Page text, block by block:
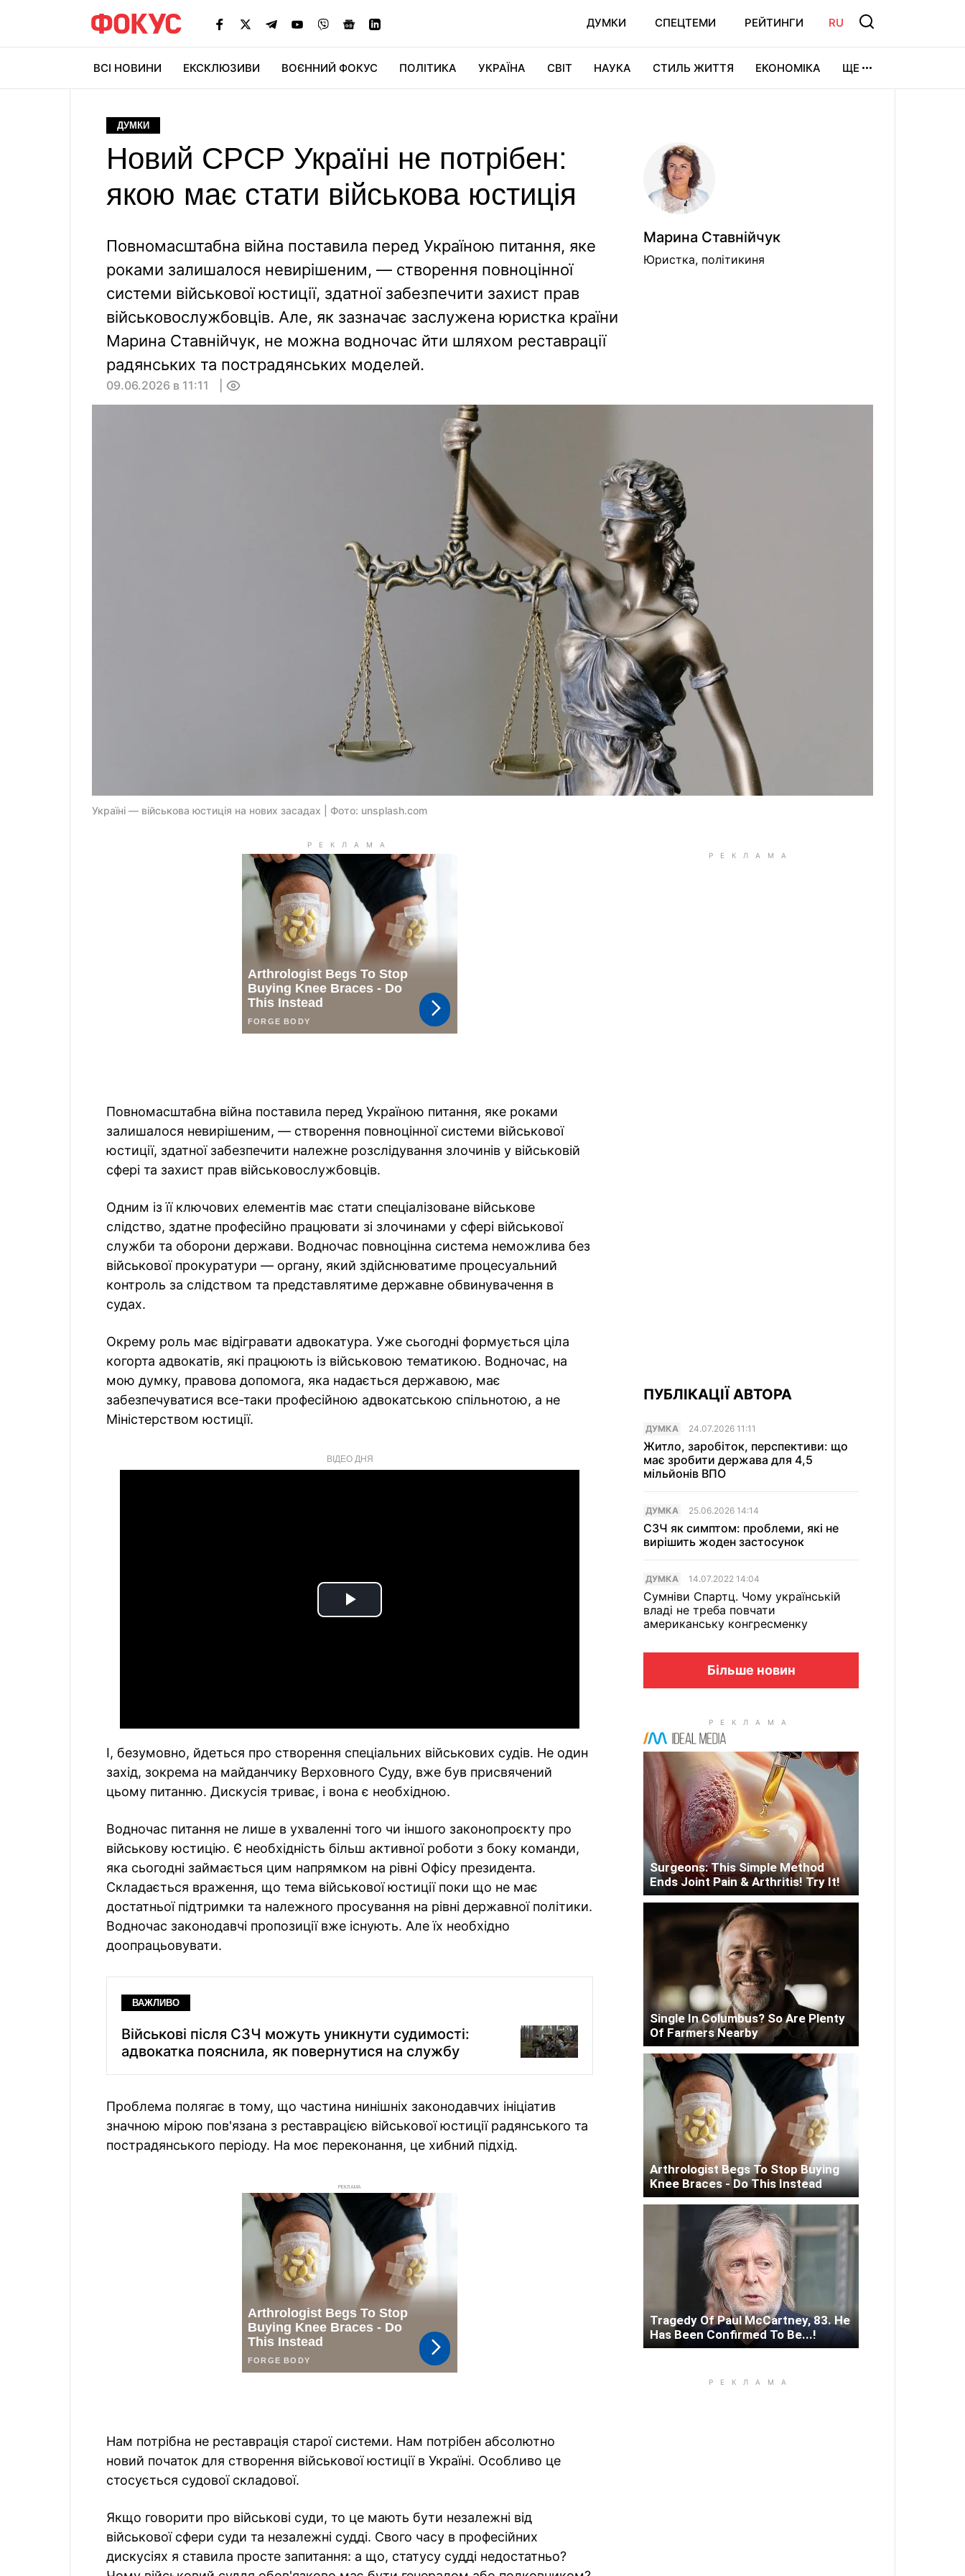
ДУМКИ СПЕЦТЕМИ РЕЙТИНГИ RU
ВСІ НОВИНИ ЕКСКЛЮЗИВИ ВОЄННИЙ ФОКУС ПОЛІТИКА УКРАЇНА СВІТ НАУКА СТИЛЬ ЖИТТЯ ЕКОНОМІКА ЩЕ
ДУМКИ
Новий СРСР Україні не потрібен:
якою має стати військова юстиція
Повномасштабна війна поставила перед Україною питання, яке
роками залишалося невирішеним, — створення повноцінної
системи військової юстиції, здатної забезпечити захист прав
військовослужбовців. Але, як зазначає заслужена юристка країни
Марина Ставнійчук, не можна водночас йти шляхом реставрації
радянських та пострадянських моделей.
Марина Ставнійчук
Юристка, політикиня
09.06.2026 в 11:11
Україні — військова юстиція на нових засадах | Фото: unsplash.com
Повномасштабна війна поставила перед Україною питання, яке роками
залишалося невирішеним, — створення повноцінної системи військової
юстиції, здатної забезпечити належне розслідування злочинів у військовій
сфері та захист прав військовослужбовців.
Одним із її ключових елементів має стати спеціалізоване військове
слідство, здатне професійно працювати зі злочинами у сфері військової
служби та оборони держави. Водночас повноцінна система неможлива без
військової прокуратури — органу, який здійснюватиме процесуальний
контроль за слідством та представлятиме державне обвинувачення в
судах.
Окрему роль має відігравати адвокатура. Уже сьогодні формується ціла
когорта адвокатів, які працюють із військовою тематикою. Водночас, на
мою думку, правова допомога, яка надається державою, має
забезпечуватися все-таки професійною адвокатською спільнотою, а не
Міністерством юстиції.
ВІДЕО ДНЯ
Play
І, безумовно, йдеться про створення спеціальних військових судів. Не один
захід, зокрема на майданчику Верховного Суду, вже був присвячений
цьому питанню. Дискусія триває, і вона є необхідною.
Водночас питання не лише в ухваленні того чи іншого законопроєкту про
військову юстицію. Є необхідність більш активної роботи з боку команди,
яка сьогодні займається цим напрямком на рівні Офісу президента.
Складається враження, що тема військової юстиції поки що не має
достатньої підтримки та належного просування на рівні державної політики.
Водночас законодавчі пропозиції вже існують. Але їх необхідно
доопрацьовувати.
ВАЖЛИВО
Військові після СЗЧ можуть уникнути судимості:
адвокатка пояснила, як повернутися на службу
Проблема полягає в тому, що частина нинішніх законодавчих ініціатив
значною мірою пов'язана з реставрацією військової юстиції радянського та
пострадянського періоду. На моє переконання, це хибний підхід.
РЕКЛАМА
Нам потрібна не реставрація старої системи. Нам потрібен абсолютно
новий початок для створення військової юстиції в Україні. Особливо це
стосується судової складової.
Якщо говорити про військові суди, то це мають бути незалежні від
військової сфери суди та незалежні судді. Свого часу в професійних
дискусіях я ставила просте запитання: а що, статусу судді недостатньо?
ПУБЛІКАЦІЇ АВТОРА
ДУМКА 24.07.2026 11:11
Житло, заробіток, перспективи: що
має зробити держава для 4,5
мільйонів ВПО
ДУМКА 25.06.2026 14:14
СЗЧ як симптом: проблеми, які не
вирішить жоден застосунок
ДУМКА 14.07.2022 14:04
Сумніви Спартц. Чому українській
владі не треба повчати
американську конгресменку
Більше новин
Surgeons: This Simple Method
Ends Joint Pain & Arthritis! Try It!
Single In Columbus? So Are Plenty
Of Farmers Nearby
Arthrologist Begs To Stop Buying
Knee Braces - Do This Instead
Tragedy Of Paul McCartney, 83. He
Has Been Confirmed To Be...!